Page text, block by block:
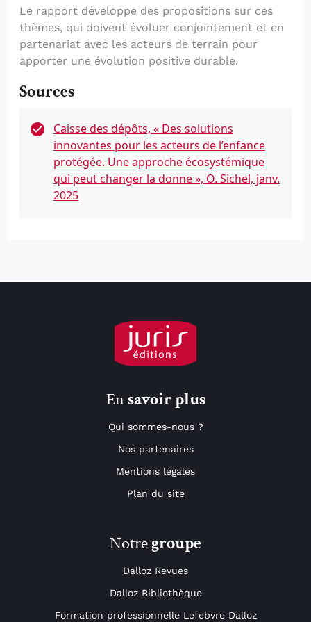
Le rapport développe des propositions sur ces
thèmes, qui doivent évoluer conjointement et en
partenariat avec les acteurs de terrain pour
apporter une évolution positive durable.
Sources
Caisse des dépôts, « Des solutions
innovantes pour les acteurs de l’enfance
protégée. Une approche écosystémique
qui peut changer la donne », O. Sichel, janv.
2025
Ensavoir plus
Qui sommes-nous ?
Nos partenaires
Mentions légales
Plan du site
Notregroupe
Dalloz Revues
Dalloz Bibliothèque
Formation professionnelle Lefebvre Dalloz